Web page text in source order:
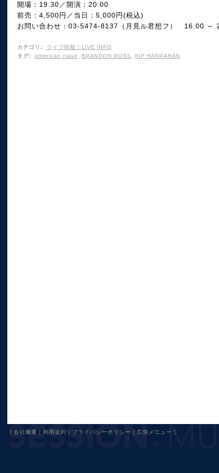
開場：19:30／開演：20:00
前売：4,500円／当日：5,000円(税込)
お問い合わせ：03-5474-8137（月見ル君想フ） 16:00 ～
カテゴリ :
ライブ情報 / LIVE INFO
タグ: american clave BRANDON ROSS KIP HANRAHAN
会社概要 利用規約 プライバシーポリシー 広告メニュー